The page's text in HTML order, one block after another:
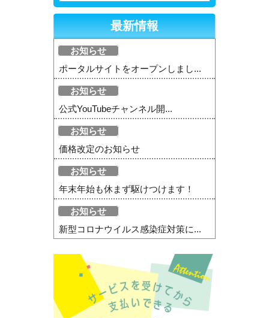
最新情報
お知らせ
ポータルサイトをオープンしまし...
お知らせ
公式YouTubeチャンネル開...
お知らせ
価格改定のお知らせ
お知らせ
年末年始も休まず駆けつけます！
お知らせ
新型コロナウイルス感染症対策に...